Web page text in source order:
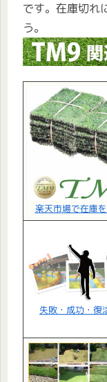
です。在庫切れ
う。
楽天市場で在庫
失敗・成功・復